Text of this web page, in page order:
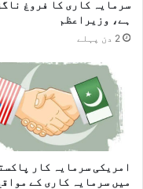
سرمایہ کاری کا فروغ
ہے، وزیراعظم
2 دن پہلے
امریکی سرمایہ کار
میں سرمایہ کاری کے